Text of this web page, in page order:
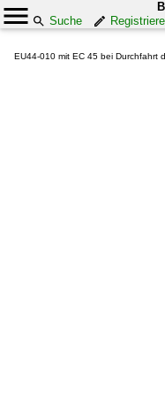
Suche
EU44-010 mit EC 45 bei Durchfahrt